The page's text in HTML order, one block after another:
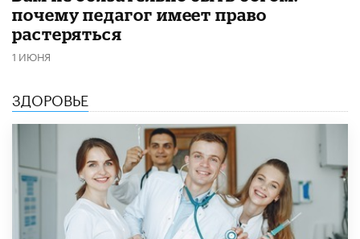
почему педагог имеет право
растеряться
1 ИЮНЯ
ЗДОРОВЬЕ